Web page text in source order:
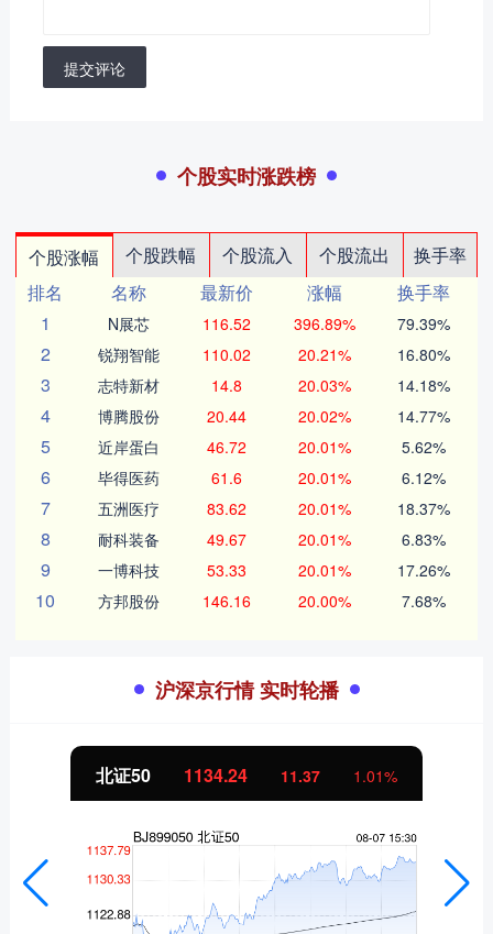
提交评论
个股实时涨跌榜
个股涨幅 个股跌幅 个股流入 个股流出
换手率
排名
名称 最新价 涨幅
换手率
1
N展芯 116.52 396.89% 79.39%
2 锐翔智能 110.02 20.21% 16.80%
3 志特新材 14.8 20.03% 14.18%
4 博腾股份 20.44 20.02% 14.77%
5 近岸蛋白 46.72 20.01% 5.62%
6 毕得医药 61.6 20.01% 6.12%
7 五洲医疗 83.62 20.01% 18.37%
8 耐科装备 49.67 20.01% 6.83%
9 一博科技 53.33 20.01% 17.26%
10 方邦股份 146.16 20.00% 7.68%
沪深京行情 实时轮播
北证50 1134.24 11.37 1.01%